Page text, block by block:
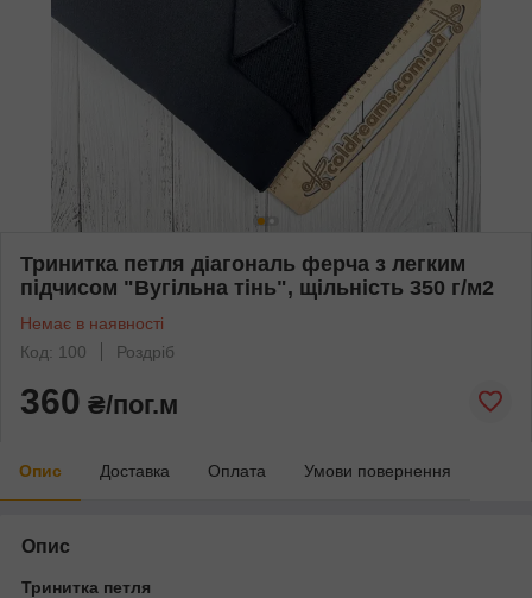
Тринитка петля діагональ ферча з легким
підчисом "Вугільна тінь", щільність 350 г/м2
Немає в наявності
Код: 100
Роздріб
360 ₴/пог.м
Опис Доставка Оплата Умови повернення
Опис
Тринитка петля